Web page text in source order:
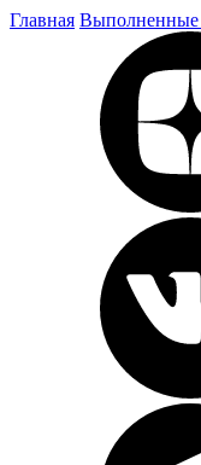
Главная Выполненные